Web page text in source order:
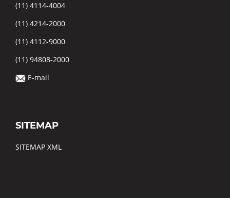
(11) 4114-4004
(11) 4214-2000
(11) 4112-9000
(11) 94808-2000
E-mail
SITEMAP
SITEMAP XML